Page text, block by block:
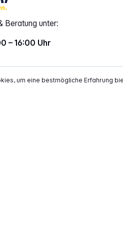
Beratung unter:
– 16:00 Uhr
um eine bestmögliche Erfahrung